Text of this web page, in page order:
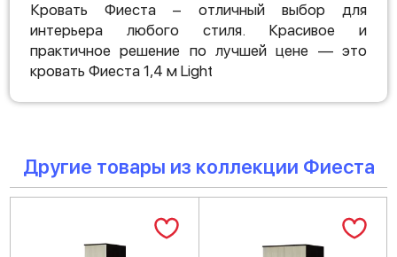
Кровать Фиеста – отличный выбор для
интерьера любого стиля. Красивое и
практичное решение по лучшей цене — это
кровать Фиеста 1,4 м Light
Другие товары из коллекции Фиеста